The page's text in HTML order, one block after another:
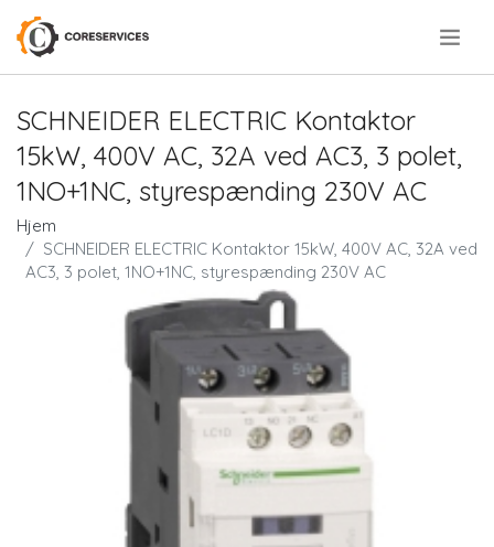
SCHNEIDER ELECTRIC Kontaktor
15kW, 400V AC, 32A ved AC3, 3 polet,
1NO+1NC, styrespænding 230V AC
Hjem
SCHNEIDER ELECTRIC Kontaktor 15kW, 400V AC, 32A ved
AC3, 3 polet, 1NO+1NC, styrespænding 230V AC